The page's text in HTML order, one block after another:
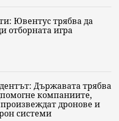
Ювентус трябва да
отборната игра
Държавата трябва
компаниите,
дронове и
системи